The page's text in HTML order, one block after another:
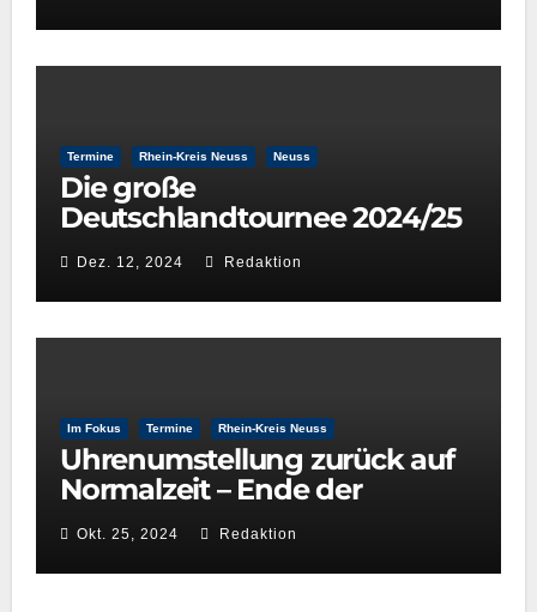
Termine Rhein-Kreis Neuss Neuss
Die große
Deutschlandtournee 2024/25
– New York Gospel Stars
Dez. 12, 2024 Redaktion
Im Fokus Termine Rhein-Kreis Neuss
Uhrenumstellung zurück auf
Normalzeit – Ende der
Sommerzeit
Okt. 25, 2024 Redaktion